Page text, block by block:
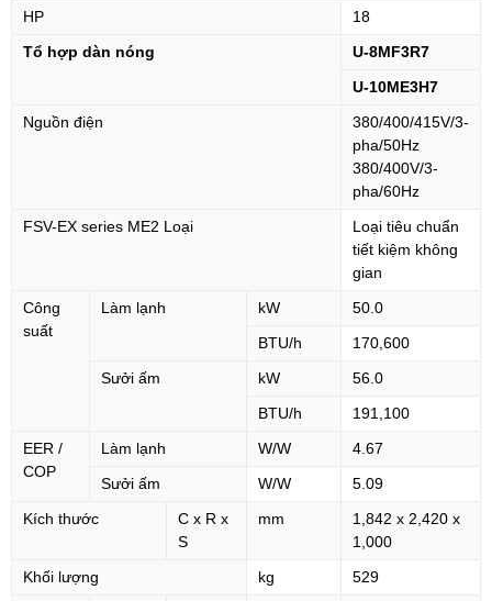
HP
18
Tổ hợp dàn nóng
U-8MF3R7
U-10ME3H7
Nguồn điện
380/400/415V/3-
pha/50Hz
380/400V/3-
pha/60Hz
FSV-EX series ME2 Loại
Loại tiêu chuẩn
tiết kiệm không
gian
Công
suất
Làm lạnh kW
50.0
BTU/h
170,600
Sưởi ấm
kW
56.0
BTU/h
191,100
EER /
COP
Làm lạnh W/W
4.67
Sưởi ấm
W/W
5.09
Kích thước
C x R x
S
mm
1,842 x 2,420 x
1,000
Khối lượng
kg
529